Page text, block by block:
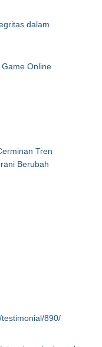
dalam
Online
Tren
Berubah
890/